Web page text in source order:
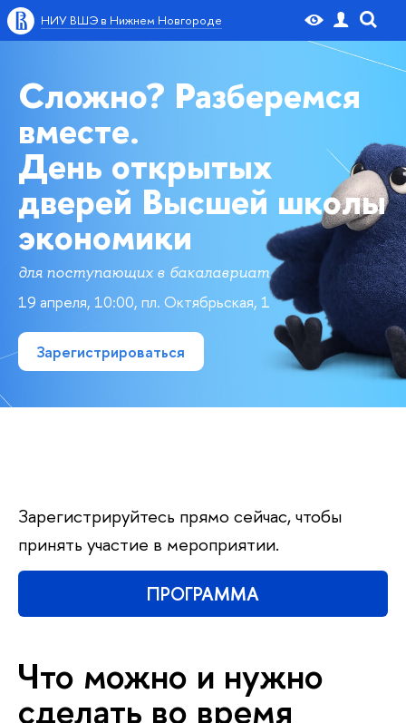
НИУ ВШЭ в Нижнем Новгороде
Сложно? Разберемся
вместе.
День открытых
дверей Высшей школы
экономики
для поступающих в бакалавриат
19 апреля, 10:00, пл. Октябрьская, 1
Зарегистрироваться
Зарегистрируйтесь прямо сейчас, чтобы
принять участие в мероприятии.
ПРОГРАММА
Что можно и нужно
сделать во время